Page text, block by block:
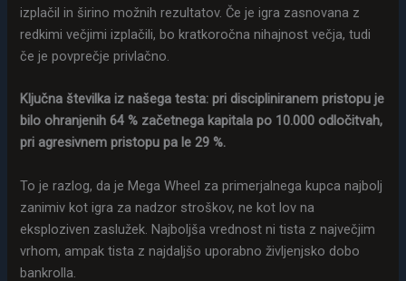
izplačil in širino možnih rezultatov. Če je igra zasnovana z
redkimi večjimi izplačili, bo kratkoročna nihajnost večja, tudi
če je povprečje privlačno.
Ključna številka iz našega testa: pri discipliniranem pristopu je
bilo ohranjenih 64 % začetnega kapitala po 10.000 odločitvah,
pri agresivnem pristopu pa le 29 %.
To je razlog, da je Mega Wheel za primerjalnega kupca najbolj
zanimiv kot igra za nadzor stroškov, ne kot lov na
eksploziven zaslužek. Najboljša vrednost ni tista z največjim
vrhom, ampak tista z najdaljšo uporabno življenjsko dobo
bankrolla.